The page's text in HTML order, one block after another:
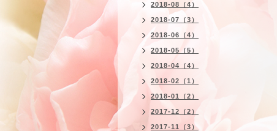
2018-08（4）
2018-07（3）
2018-06（4）
2018-05（5）
2018-04（4）
2018-02（1）
2018-01（2）
2017-12（2）
2017-11（3）